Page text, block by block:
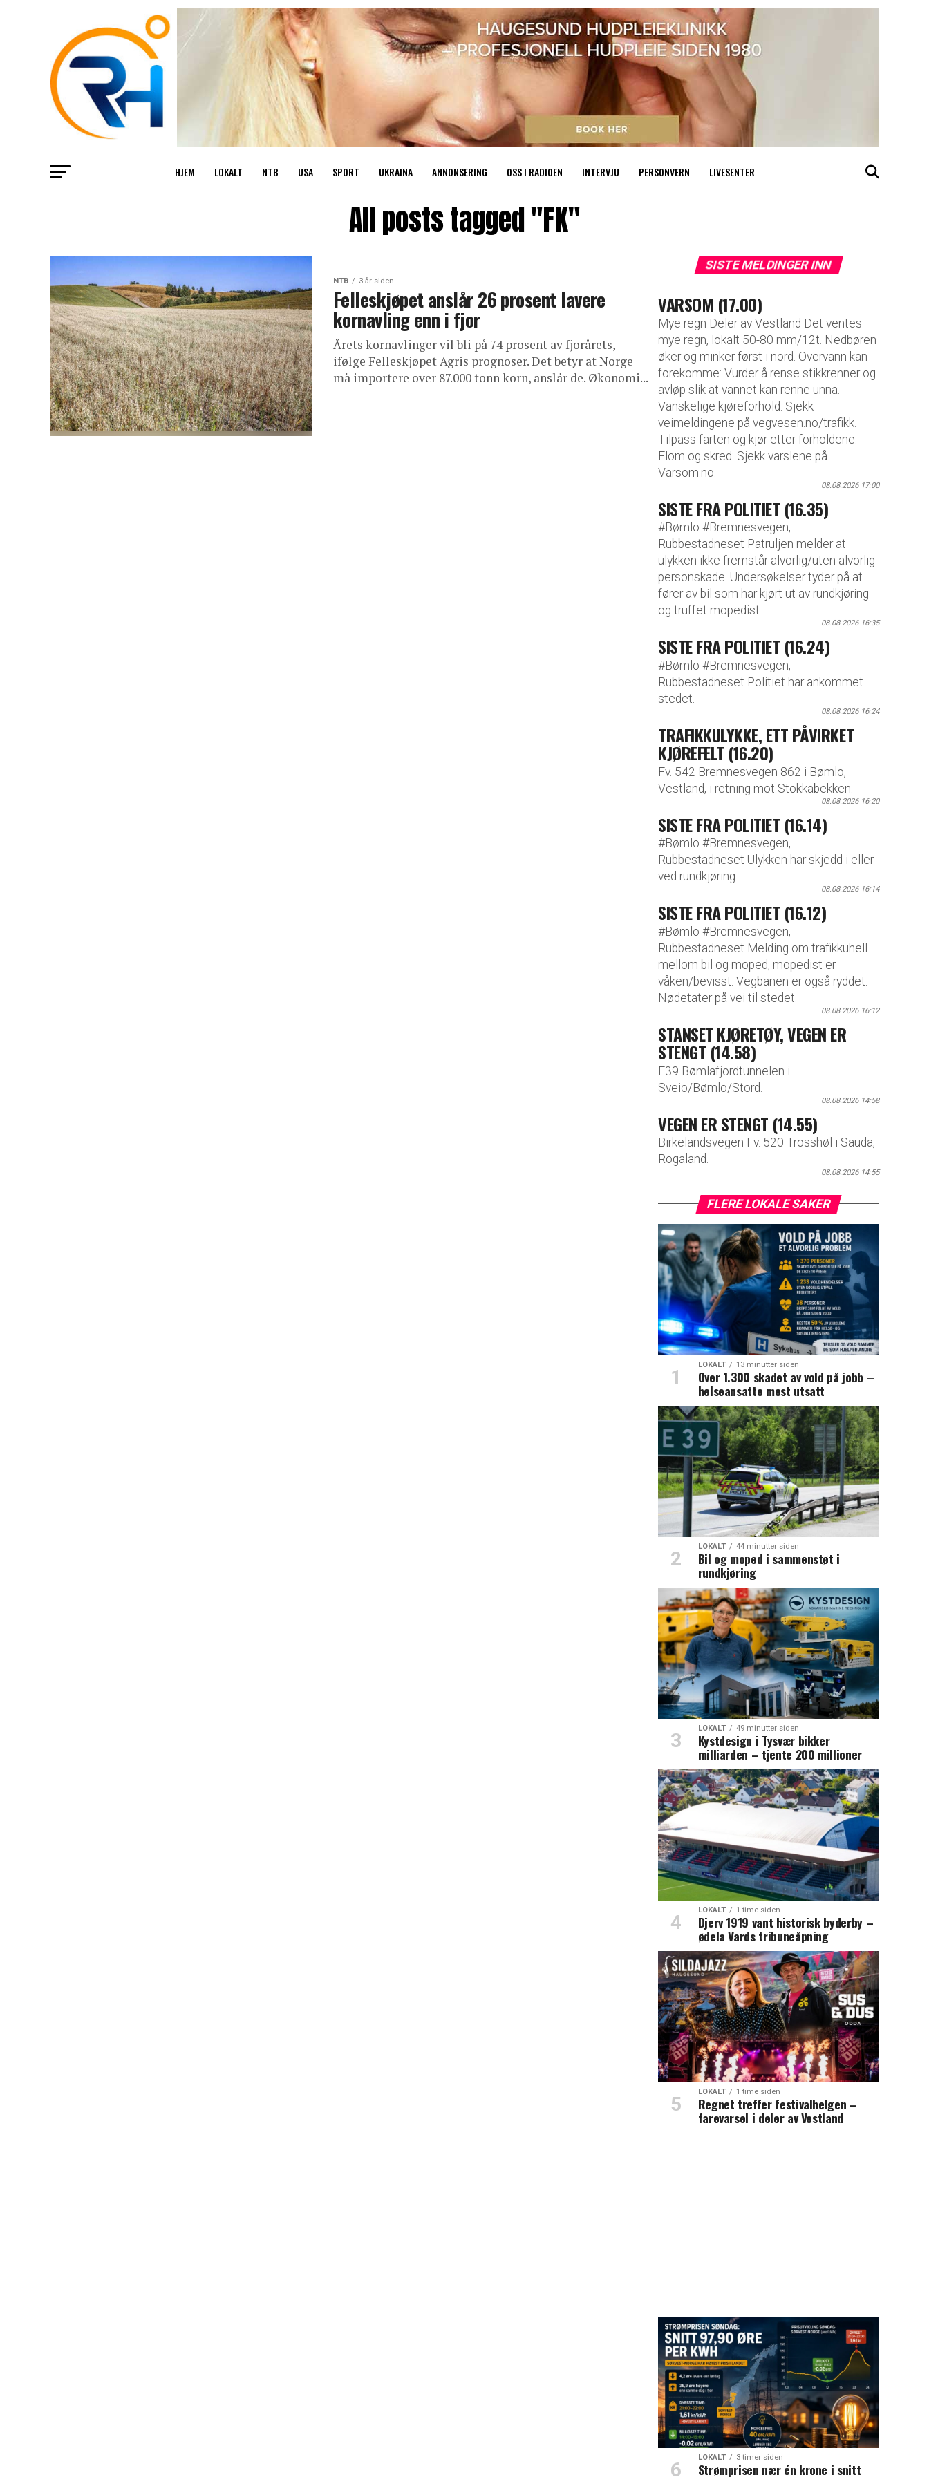
HJEM LOKALT NTB USA SPORT UKRAINA ANNONSERING OSS I RADIOEN INTERVJU PERSONVERN LIVESENTER
All posts tagged "FK"
NTB 3 år siden
Felleskjøpet anslår 26 prosent lavere
kornavling enn i fjor
Årets kornavlinger vil bli på 74 prosent av fjorårets,
ifølge Felleskjøpet Agris prognoser. Det betyr at Norge
må importere over 87.000 tonn korn, anslår de. Økonomi...
SISTE MELDINGER INN
VARSOM (17.00)
Mye regn Deler av Vestland Det ventes
mye regn, lokalt 50-80 mm/12t. Nedbøren
øker og minker først i nord. Overvann kan
forekomme: Vurder å rense stikkrenner og
avløp slik at vannet kan renne unna.
Vanskelige kjøreforhold: Sjekk
veimeldingene på vegvesen.no/trafikk.
Tilpass farten og kjør etter forholdene.
Flom og skred: Sjekk varslene på
Varsom.no.
08.08.2026 17:00
SISTE FRA POLITIET (16.35)
#Bømlo #Bremnesvegen,
Rubbestadneset Patruljen melder at
ulykken ikke fremstår alvorlig/uten alvorlig
personskade. Undersøkelser tyder på at
fører av bil som har kjørt ut av rundkjøring
og truffet mopedist.
08.08.2026 16:35
SISTE FRA POLITIET (16.24)
#Bømlo #Bremnesvegen,
Rubbestadneset Politiet har ankommet
stedet.
08.08.2026 16:24
TRAFIKKULYKKE, ETT PÅVIRKET
KJØREFELT (16.20)
Fv. 542 Bremnesvegen 862 i Bømlo,
Vestland, i retning mot Stokkabekken.
08.08.2026 16:20
SISTE FRA POLITIET (16.14)
#Bømlo #Bremnesvegen,
Rubbestadneset Ulykken har skjedd i eller
ved rundkjøring.
08.08.2026 16:14
SISTE FRA POLITIET (16.12)
#Bømlo #Bremnesvegen,
Rubbestadneset Melding om trafikkuhell
mellom bil og moped, mopedist er
våken/bevisst. Vegbanen er også ryddet.
Nødetater på vei til stedet.
08.08.2026 16:12
STANSET KJØRETØY, VEGEN ER
STENGT (14.58)
E39 Bømlafjordtunnelen i
Sveio/Bømlo/Stord.
08.08.2026 14:58
VEGEN ER STENGT (14.55)
Birkelandsvegen Fv. 520 Trosshøl i Sauda,
Rogaland.
08.08.2026 14:55
FLERE LOKALE SAKER
LOKALT 13 minutter siden
Over 1.300 skadet av vold på jobb –
helseansatte mest utsatt
LOKALT 44 minutter siden
Bil og moped i sammenstøt i
rundkjøring
LOKALT 49 minutter siden
Kystdesign i Tysvær bikker
milliarden – tjente 200 millioner
LOKALT 1 time siden
Djerv 1919 vant historisk byderby –
ødela Vards tribuneåpning
LOKALT 1 time siden
Regnet treffer festivalhelgen –
farevarsel i deler av Vestland
LOKALT 3 timer siden
Strømprisen nær én krone i snitt